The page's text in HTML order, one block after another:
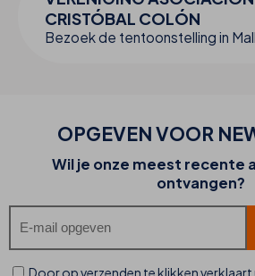
CRISTÓBAL COLÓN
Bezoek de tentoonstelling in
OPGEVEN VOOR
Wil je onze meest recente
ontvangen?
Door op verzenden te klikken